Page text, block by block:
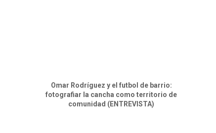
Omar Rodríguez y el futbol de barrio:
fotografiar la cancha como territorio de
comunidad (ENTREVISTA)